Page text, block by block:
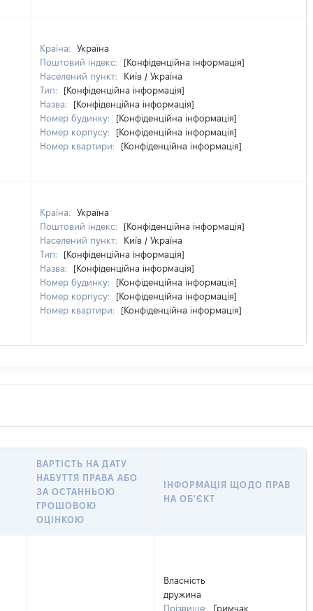
Країна:
Україна
Поштовий індекс:
[Конфіденційна інформація]
Населений пункт:
Київ / Україна
Тип:
[Конфіденційна інформація]
Назва:
[Конфіденційна інформація]
Номер будинку:
[Конфіденційна інформація]
Номер корпусу:
[Конфіденційна інформація]
Номер квартири:
[Конфіденційна інформація]
Країна:
Україна
Поштовий індекс:
[Конфіденційна інформація]
Населений пункт:
Київ / Україна
Тип:
[Конфіденційна інформація]
Назва:
[Конфіденційна інформація]
Номер будинку:
[Конфіденційна інформація]
Номер корпусу:
[Конфіденційна інформація]
Номер квартири:
[Конфіденційна інформація]
ВАРТІСТЬ НА ДАТУ
НАБУТТЯ ПРАВА АБО
ЗА ОСТАННЬОЮ
ГРОШОВОЮ
ОЦІНКОЮ
ІНФОРМАЦІЯ ЩОДО ПРАВ
НА ОБ'ЄКТ
Власність
дружина
Прізвище:
Гримчак